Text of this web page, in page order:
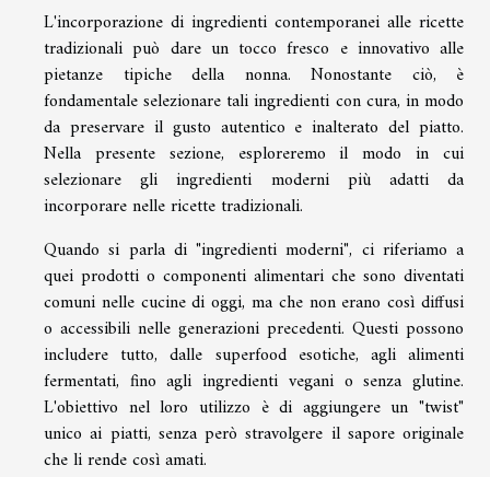
L'incorporazione di ingredienti contemporanei alle ricette
tradizionali può dare un tocco fresco e innovativo alle
pietanze tipiche della nonna. Nonostante ciò, è
fondamentale selezionare tali ingredienti con cura, in modo
da preservare il gusto autentico e inalterato del piatto.
Nella presente sezione, esploreremo il modo in cui
selezionare gli ingredienti moderni più adatti da
incorporare nelle ricette tradizionali.
Quando si parla di "ingredienti moderni", ci riferiamo a
quei prodotti o componenti alimentari che sono diventati
comuni nelle cucine di oggi, ma che non erano così diffusi
o accessibili nelle generazioni precedenti. Questi possono
includere tutto, dalle superfood esotiche, agli alimenti
fermentati, fino agli ingredienti vegani o senza glutine.
L'obiettivo nel loro utilizzo è di aggiungere un "twist"
unico ai piatti, senza però stravolgere il sapore originale
che li rende così amati.